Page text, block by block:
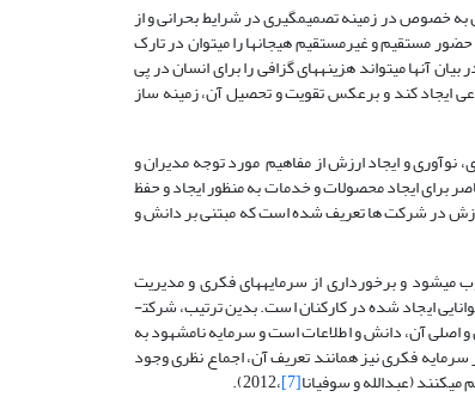
به خصوص در زمینه تصمیم­گیری در شرایط بحرانی و از
حضور مستقیم و غیرمستقیم هیجان­ها را می­توان در تارک
آن­ها می­تواند هزینه­های گزافی را برای انسان در پی
ایجاد کند و برعکس تقویت و تحصیل آن، زمینه ساز
نوآوری و ایجاد ارزش از مفاهیم مورد توجه مدیران و
برای ایجاد محصولات و خدمات به منظور ایجاد و حفظ
ارزش در شرکت ها تعریف شده است که مبتنی بر دانش و
می­شود و برخورداری از سرمایه­های فکری و مدیریت
سرمایه­هاست که در عرصه محیط پرتلاطم و چالشی، رمز موفقیت محسوب می شود. سرمایة فکری، مرتبط با دانش کسب شده و توانایی ایجاد شده در کارکنان است. بدین ترتیب، شرکت­
اصلی آن، دانش و اطلاعات است و سرمایه نامشهود به
سرمایه فکری نیز همانند تعریف آن، اجماع نظری وجود
(عبدالله و سوفیانا[7] ،2012).